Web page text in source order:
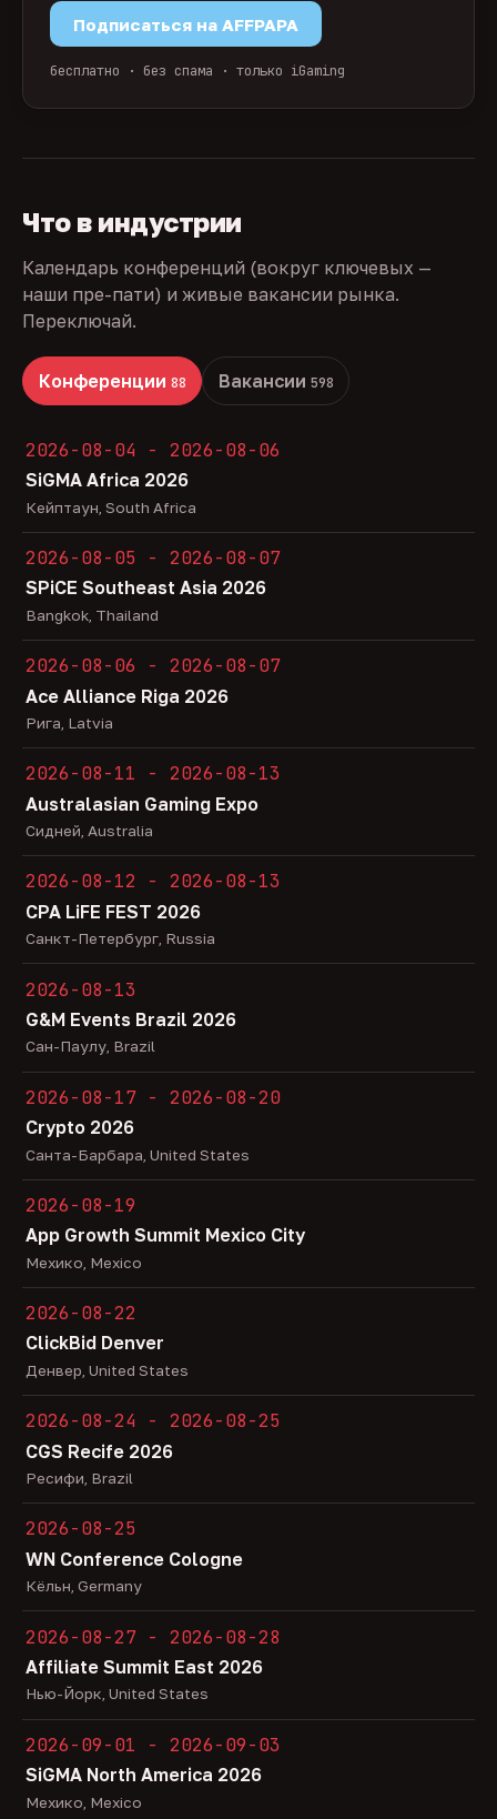
Подписаться на AFFPAPA
бесплатно · без спама · только iGaming
Что в индустрии
Календарь конференций (вокруг ключевых —
наши пре-пати) и живые вакансии рынка.
Переключай.
Конференции 88 Вакансии 598
2026-08-04 - 2026-08-06
SiGMA Africa 2026
Кейптаун, South Africa
2026-08-05 - 2026-08-07
SPiCE Southeast Asia 2026
Bangkok, Thailand
2026-08-06 - 2026-08-07
Ace Alliance Riga 2026
Рига, Latvia
2026-08-11 - 2026-08-13
Australasian Gaming Expo
Сидней, Australia
2026-08-12 - 2026-08-13
CPA LiFE FEST 2026
Санкт-Петербург, Russia
2026-08-13
G&M Events Brazil 2026
Сан-Паулу, Brazil
2026-08-17 - 2026-08-20
Crypto 2026
Санта-Барбара, United States
2026-08-19
App Growth Summit Mexico City
Мехико, Mexico
2026-08-22
ClickBid Denver
Денвер, United States
2026-08-24 - 2026-08-25
CGS Recife 2026
Ресифи, Brazil
2026-08-25
WN Conference Cologne
Кёльн, Germany
2026-08-27 - 2026-08-28
Affiliate Summit East 2026
Нью-Йорк, United States
2026-09-01 - 2026-09-03
SiGMA North America 2026
Мехико, Mexico